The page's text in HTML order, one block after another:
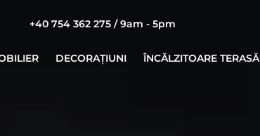
+40 754 362 275 / 9am - 5pm
DECORAȚIUNI ÎNCĂLZITOARE TERASĂ